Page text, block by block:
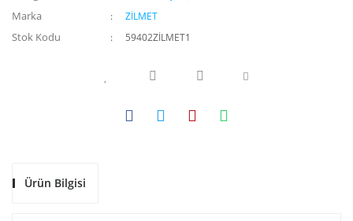
Marka ZİLMET
Stok Kodu 59402ZİLMET1
Ürün Bilgisi